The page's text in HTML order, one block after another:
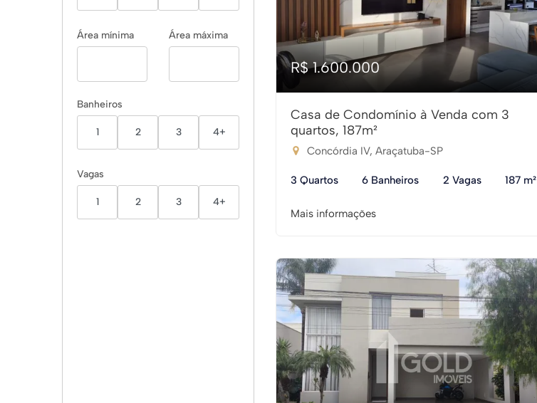
Área mínima Área máxima
Banheiros
1 2 3 4+
Vagas
1 2 3 4+
R$ 1.600.000
Casa de Condomínio à Venda com 3
quartos, 187m²
Concórdia IV, Araçatuba-SP
3 Quartos 6 Banheiros 2 Vagas 187 m²
Mais informações